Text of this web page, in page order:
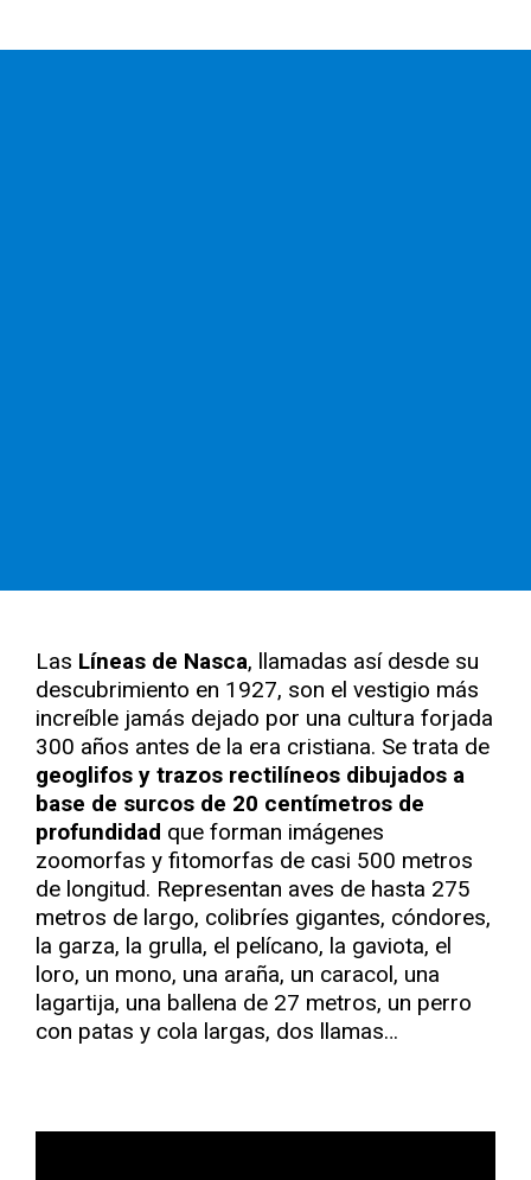
Las Líneas de Nasca, llamadas así desde su
descubrimiento en 1927, son el vestigio más
increíble jamás dejado por una cultura forjada
300 años antes de la era cristiana. Se trata de
geoglifos y trazos rectilíneos dibujados a
base de surcos de 20 centímetros de
profundidad que forman imágenes
zoomorfas y fitomorfas de casi 500 metros
de longitud. Representan aves de hasta 275
metros de largo, colibríes gigantes, cóndores,
la garza, la grulla, el pelícano, la gaviota, el
loro, un mono, una araña, un caracol, una
lagartija, una ballena de 27 metros, un perro
con patas y cola largas, dos llamas…